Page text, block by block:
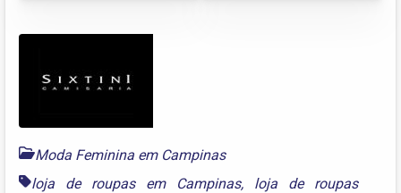
Moda Feminina em Campinas
loja de roupas em Campinas, loja de roupas